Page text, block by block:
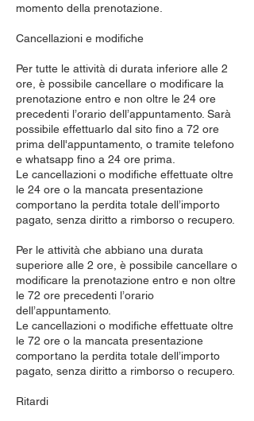
momento della prenotazione.
Cancellazioni e modifiche
Per tutte le attività di durata inferiore alle 2
ore, è possibile cancellare o modificare la
prenotazione entro e non oltre le 24 ore
precedenti l’orario dell’appuntamento. Sarà
possibile effettuarlo dal sito fino a 72 ore
prima dell'appuntamento, o tramite telefono
e whatsapp fino a 24 ore prima.
Le cancellazioni o modifiche effettuate oltre
le 24 ore o la mancata presentazione
comportano la perdita totale dell’importo
pagato, senza diritto a rimborso o recupero.
Per le attività che abbiano una durata
superiore alle 2 ore, è possibile cancellare o
modificare la prenotazione entro e non oltre
le 72 ore precedenti l’orario
dell’appuntamento.
Le cancellazioni o modifiche effettuate oltre
le 72 ore o la mancata presentazione
comportano la perdita totale dell’importo
pagato, senza diritto a rimborso o recupero.
Ritardi